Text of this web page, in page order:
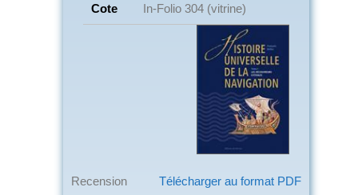
Cote In-Folio 304 (vitrine)
Télécharger au format PDF
Recension